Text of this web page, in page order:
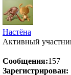
Настёна
Активный
Сообщения:157
Зарегистрирован: